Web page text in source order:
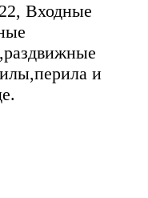
Входные
и